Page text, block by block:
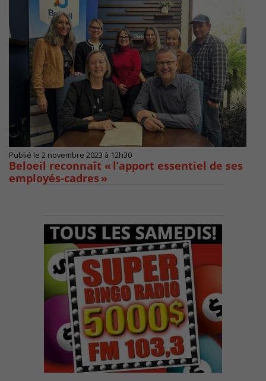
Publié le 2 novembre 2023 à 12h30
Beloeil reconnaît « l’apport essentiel de ses
employés-cadres »